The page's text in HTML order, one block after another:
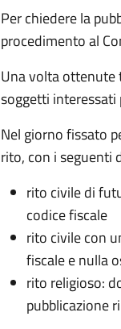
Per chiedere la
procedimento al
Una volta
soggetti
Nel giorno fissato
rito, con i seguenti
rito civile di
codice fiscale
rito civile con
fiscale e nulla
rito religioso:
pubblicazione